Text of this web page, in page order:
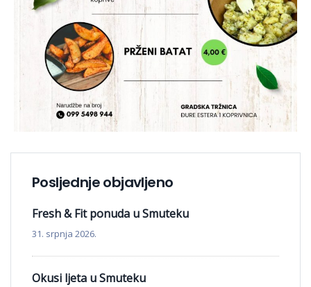
Posljednje objavljeno
Fresh & Fit ponuda u Smuteku
31. srpnja 2026.
Okusi ljeta u Smuteku